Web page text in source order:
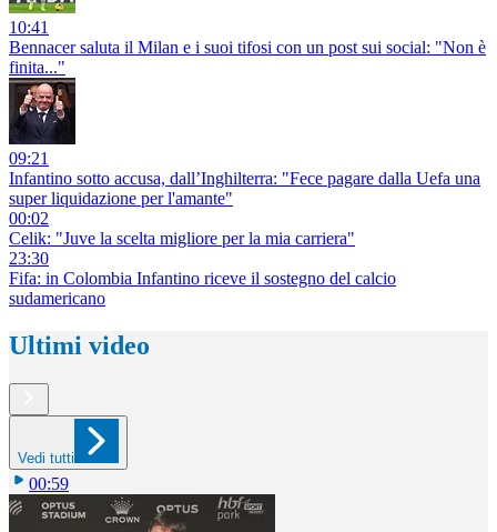
10:41
Bennacer saluta il Milan e i suoi tifosi con un post sui social: "Non è
finita..."
09:21
Infantino sotto accusa, dall’Inghilterra: "Fece pagare dalla Uefa una
super liquidazione per l'amante"
00:02
Celik: "Juve la scelta migliore per la mia carriera"
23:30
Fifa: in Colombia Infantino riceve il sostegno del calcio
sudamericano
Ultimi video
Vedi tutti
00:59